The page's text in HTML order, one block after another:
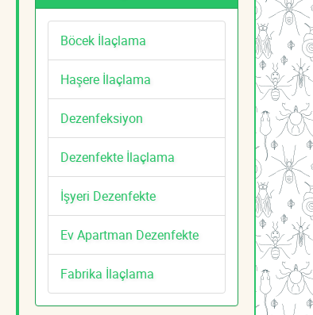
Böcek İlaçlama
Haşere İlaçlama
Dezenfeksiyon
Dezenfekte İlaçlama
İşyeri Dezenfekte
Ev Apartman Dezenfekte
Fabrika İlaçlama